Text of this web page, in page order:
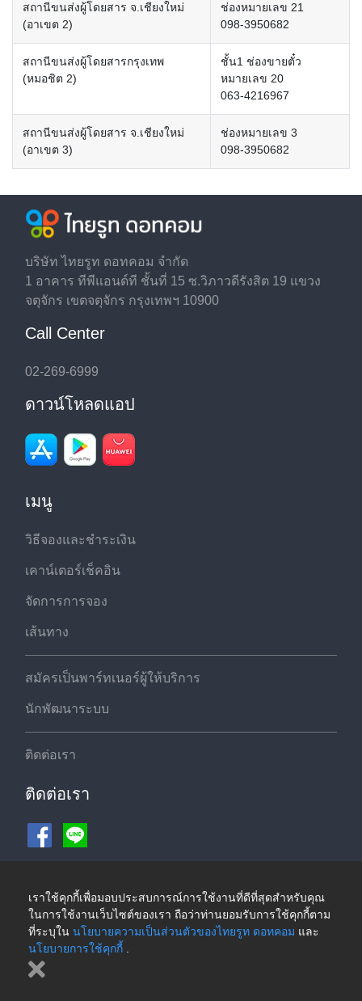
สถานีขนส่งผู้โดยสาร จ.เชียงใหม่
(อาเขต 2)
ช่องหมายเลข 21
098-3950682
สถานีขนส่งผู้โดยสารกรุงเทพ
(หมอชิต 2)
ชั้น1 ช่องขายตั๋ว
หมายเลข 20
063-4216967
สถานีขนส่งผู้โดยสาร จ.เชียงใหม่
(อาเขต 3)
ช่องหมายเลข 3
098-3950682
เราใช้คุกกี้เพื่อมอบประสบการณ์การใช้งานที่ดีที่สุดสำหรับคุณ
ในการใช้งานเว็บไซต์ของเรา ถือว่าท่านยอมรับการใช้คุกกี้ตาม
ที่ระบุใน นโยบายความเป็นส่วนตัวของไทยรูท ดอทคอม และ
นโยบายการใช้คุกกี้
บริษัท ไทยรูท ดอทคอม จำกัด
1 อาคาร ทีพีแอนด์ที ชั้นที่ 15 ซ.วิภาวดีรังสิต 19 แขวง
จตุจักร เขตจตุจักร กรุงเทพฯ 10900
Call Center
02-269-6999
ดาวน์โหลดแอป
เมนู
วิธีจองและชำระเงิน
เคาน์เตอร์เช็คอิน
จัดการการจอง
เส้นทาง
สมัครเป็นพาร์ทเนอร์ผู้ให้บริการ
นักพัฒนาระบบ
ติดต่อเรา
ติดต่อเรา